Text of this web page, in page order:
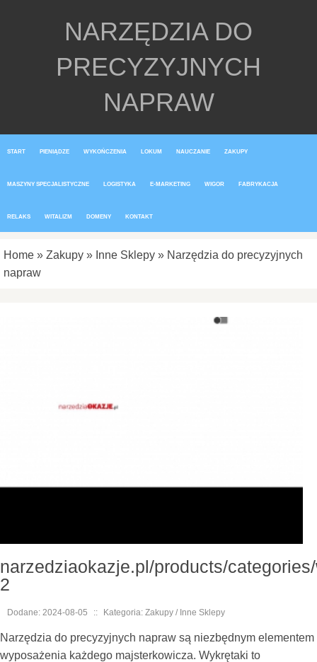
NARZĘDZIA DO
PRECYZYJNYCH
NAPRAW
START PIENIĄDZE WYKOŃCZENIA LOKUM NAUCZANIE ZAKUPY
MASZYNY SPECJALISTYCZNE LOGISTYKA E-MARKETING WIGOR FABRYKACJA
RELAKS WITALIZM DOMENY KONTAKT
Home » Zakupy » Inne Sklepy » Narzędzia do precyzyjnych
napraw
narzedziaokazje.pl/products/
2
Dodane: 2024-08-05 :: Kategoria: Zakupy / Inne Sklepy
Narzędzia do precyzyjnych napraw są niezbędnym elementem
wyposażenia każdego majsterkowicza. Wykrętaki to